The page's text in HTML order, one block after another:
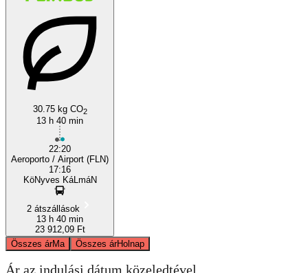
30.75 kg CO2
13 h 40 min
22:20
Aeroporto / Airport (FLN)
17:16
KöNyves KáLmáN
2 átszállások
13 h 40 min
23 912,09 Ft
Összes árMa Összes árHolnap
Ár az indulási dátum közeledtével